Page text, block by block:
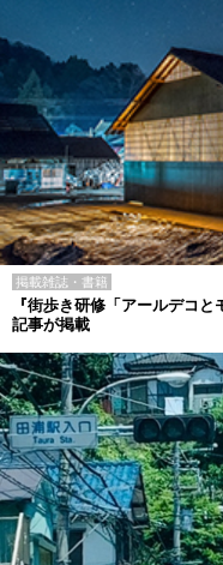
掲載雑誌・書籍
『街歩き研修「アールデコ
記事が掲載